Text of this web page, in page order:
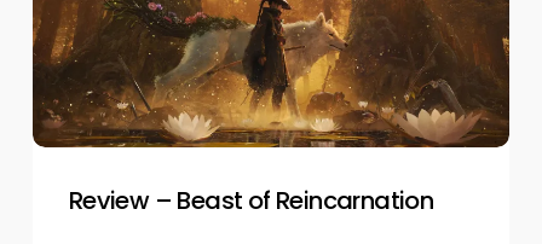
Reincarnation
Review – Beast of Reincarnation